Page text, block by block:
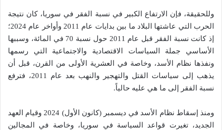
وللحقيقة، فإن الارتفاع الكبير في نسبة الفقر في سوريا، كان نتيجة
الحرب التي عاشتها البلاد ما بين بدايات عام 2011 وأواخر عام 2024؛
إذ كانت نسبة الفقر قبل عام 2011 حول نسبة 70 في المائة، وسببها
الأساسي جملة السياسات الاقتصادية والاجتماعية التي رسمها
ونفذها نظام الأسد، وخاصة في العشرية الأولى من القرن، قبل أن
يذهب إلى سياسات القتل والتهجير والنهب بعد عام 2011، فترفع
نسبة الفقر إلى ما هي عليه حالياً.
ومنذ إسقاط نظام الأسد في ديسمبر (كانون الأول) 2024 وقيام العهد
الجديد، تغيرت قواعد السياسة في سوريا، وخاصة في المجالين